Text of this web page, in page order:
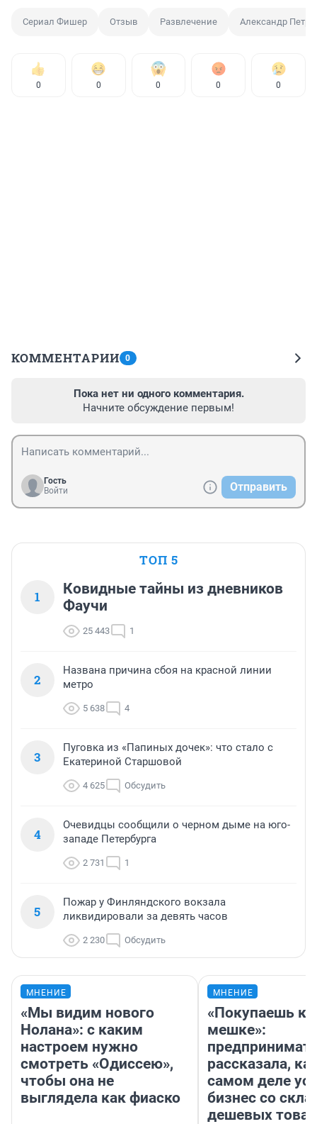
Сериал Фишер Отзыв Развлечение Александр
0 0 0 0 0
КОММЕНТАРИИ 0
Пока нет ни одного комментария.
Начните обсуждение первым!
Гость
Войти
Отправить
ТОП 5
1
Ковидные тайны из дневников
Фаучи
25 443 1
2
Названа причина сбоя на красной линии
метро
5 638 4
3
Пуговка из «Папиных дочек»: что стало с
Екатериной Старшовой
4 625 Обсудить
4
Очевидцы сообщили о черном дыме на юго-
западе Петербурга
2 731 1
5
Пожар у Финляндского вокзала
ликвидировали за девять часов
2 230 Обсудить
МНЕНИЕ
«Мы видим нового
Нолана»: с каким
настроем нужно
смотреть «Одиссею»,
чтобы она не
выглядела как фиаско
МНЕНИЕ
«Покупаешь
мешке»:
рассказала,
самом деле
бизнес со
дешевых